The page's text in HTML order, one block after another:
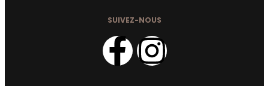
SUIVEZ-NOUS